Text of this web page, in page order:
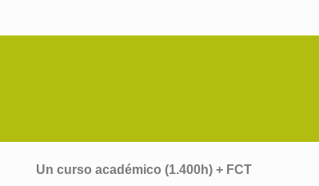
Un curso académico (1.400h) + FCT